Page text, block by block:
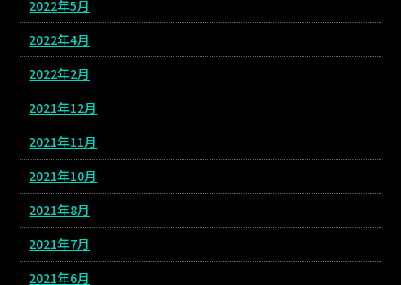
2022年5月
2022年4月
2022年2月
2021年12月
2021年11月
2021年10月
2021年8月
2021年7月
2021年6月